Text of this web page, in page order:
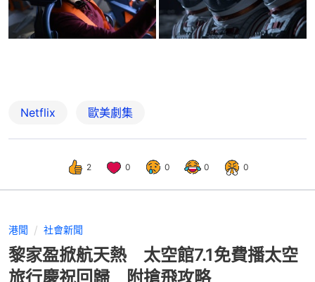
Netflix 歐美劇集
2 0 0 0 0
港聞 社會新聞
黎家盈掀航天熱 太空館7.1免費播太空
旅行慶祝回歸 附搶飛攻略